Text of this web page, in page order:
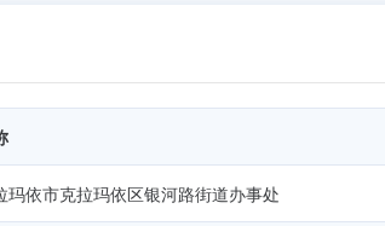
玛依市克拉玛依区银河路街道办事处